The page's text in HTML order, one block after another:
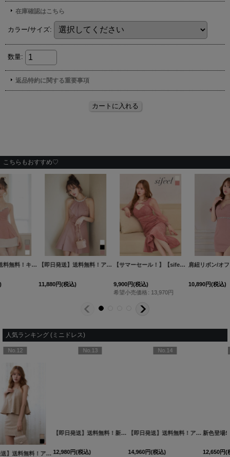
こちらもおすすめ♡
【即日発送】送料無料！キャミソール/ペプラム/チュール/プリーツ/ビジュー/Aライン/谷間見せ/ミニドレス/キャバドレス【XS-Mサイズ/3カラー】[OF01]【SB】dzwAG
(税込)
【即日発送】送料無料！アメスリ/ノースリーブ/ビジュー/シフォン/フリル/スーツ生地/プリーツスカート/Aライン/ミニドレス/キャバドレス【XS-Lサイズ/3カラー】[OF03]【YN】dzwuBF
(税込)
【サマーセール！】【sifeel/シフィール】ツイードマーメイドドレス/チェーン/谷間見せ/チュール袖/ミディアムドレス/キャバドレス【S-Lサイズ/2カラー】[OF03]【YN】dzc
希望小売価格
人気ランキング (ミニドレス)
260706-1]
[3740SBdzmvSK-260721-1] 3761SBdzquAGO-260706-2
ズ/2カラー】[OF01]【SB】IA
【即日発送】送料無料！新色登場！ビジューキャミソールミニドレス/キャバドレス 【XS-Mサイズ / 10カラー】[OF03-X] 【YN】dzw
12,980円(税込)
【即日発送】送料無料！アメスリ/ビジュー/シアー/シフォン/チュール/ティアード/フレア/ミニドレス/キャバドレス【XS-Mサイズ/2カラー】[OF03]【YN】dzwuBF
14,960
新色登場!【即日発送】送料無料!バックレースアップ/リボン/キャミソール/フレア/ミニドレス/キャバドレス【XS-Sサイズ/3カラー】[OF03]【YN】dzjvBF【一部予約商品/9月上旬発送予定】
12,650